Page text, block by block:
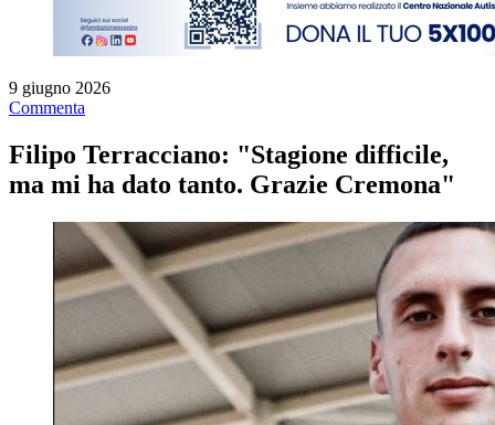
9 giugno 2026
Commenta
Filipo Terracciano: "Stagione difficile,
ma mi ha dato tanto. Grazie Cremona"